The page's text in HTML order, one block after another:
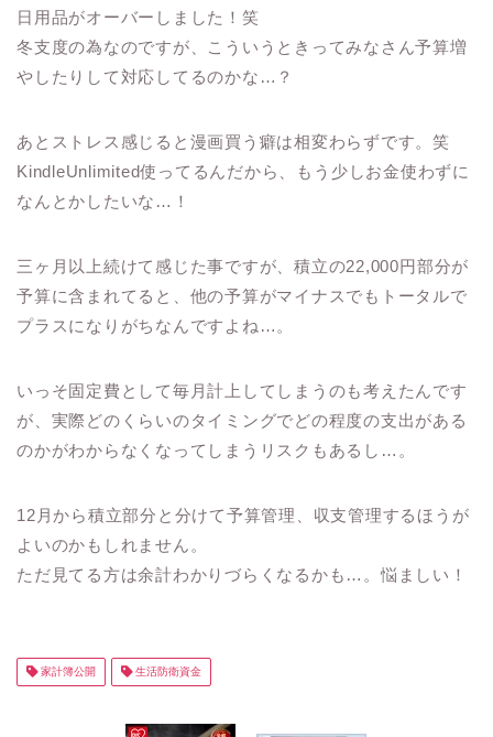
日用品がオーバーしました！笑
冬支度の為なのですが、こういうときってみなさん予算増
やしたりして対応してるのかな…？
あとストレス感じると漫画買う癖は相変わらずです。笑
KindleUnlimited使ってるんだから、もう少しお金使わずに
なんとかしたいな…！
三ヶ月以上続けて感じた事ですが、積立の22,000円部分が
予算に含まれてると、他の予算がマイナスでもトータルで
プラスになりがちなんですよね…。
いっそ固定費として毎月計上してしまうのも考えたんです
が、実際どのくらいのタイミングでどの程度の支出がある
のかがわからなくなってしまうリスクもあるし…。
12月から積立部分と分けて予算管理、収支管理するほうが
よいのかもしれません。
ただ見てる方は余計わかりづらくなるかも…。悩ましい！
家計簿公開 生活防衛資金